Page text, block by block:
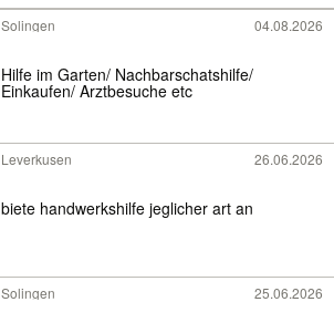
Solingen 04.08.2026
Hilfe im Garten/ Nachbarschatshilfe/
Einkaufen/ Arztbesuche etc
Leverkusen 26.06.2026
biete handwerkshilfe jeglicher art an
Solingen 25.06.2026